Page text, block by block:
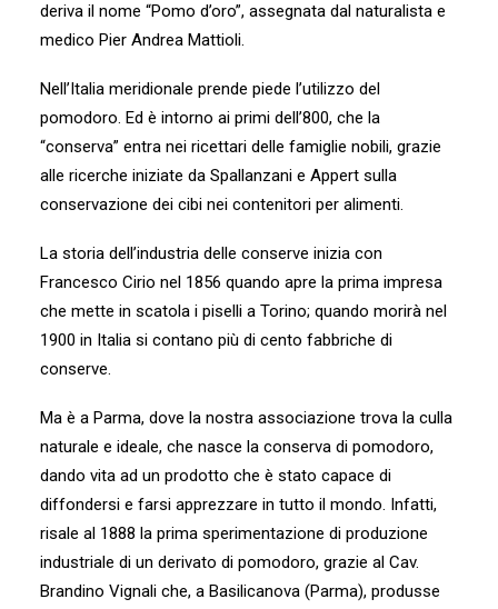
deriva il nome “Pomo d’oro”, assegnata dal naturalista e
medico Pier Andrea Mattioli.
Nell’Italia meridionale prende piede l’utilizzo del
pomodoro. Ed è intorno ai primi dell’800, che la
“conserva” entra nei ricettari delle famiglie nobili, grazie
alle ricerche iniziate da Spallanzani e Appert sulla
conservazione dei cibi nei contenitori per alimenti.
La storia dell’industria delle conserve inizia con
Francesco Cirio nel 1856 quando apre la prima impresa
che mette in scatola i piselli a Torino; quando morirà nel
1900 in Italia si contano più di cento fabbriche di
conserve.
Ma è a Parma, dove la nostra associazione trova la culla
naturale e ideale, che nasce la conserva di pomodoro,
dando vita ad un prodotto che è stato capace di
diffondersi e farsi apprezzare in tutto il mondo. Infatti,
risale al 1888 la prima sperimentazione di produzione
industriale di un derivato di pomodoro, grazie al Cav.
Brandino Vignali che, a Basilicanova (Parma), produsse